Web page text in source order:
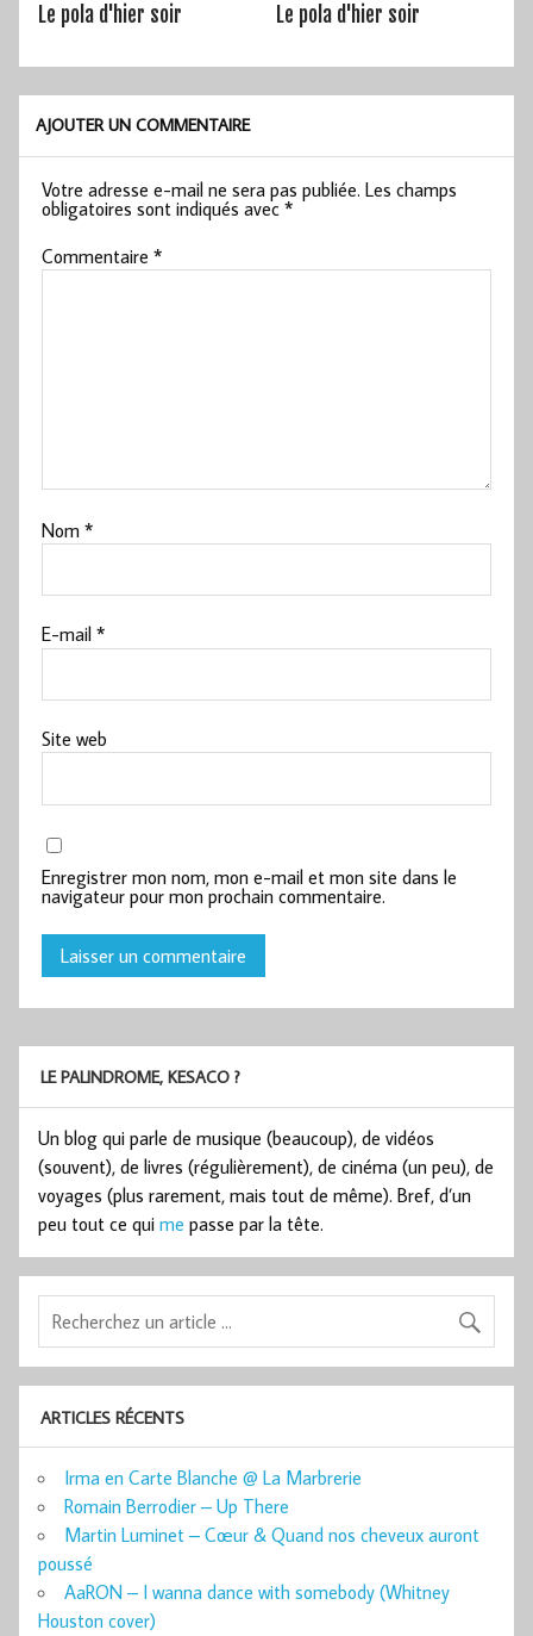
Le pola d'hier soir Le pola d'hier soir
AJOUTER UN COMMENTAIRE
Votre adresse e-mail ne sera pas publiée. Les champs
obligatoires sont indiqués avec*
Commentaire*
Nom*
E-mail*
Site web
Enregistrer mon nom, mon e-mail et mon site dans le
navigateur pour mon prochain commentaire.
LE PALINDROME, KESACO ?
Un blog qui parle de musique (beaucoup), de vidéos
(souvent), de livres (régulièrement), de cinéma (un peu), de
voyages (plus rarement, mais tout de même). Bref, d’un
peu tout ce qui me passe par la tête.
ARTICLES RÉCENTS
Irma en Carte Blanche @ La Marbrerie
Romain Berrodier – Up There
Martin Luminet – Cœur & Quand nos cheveux auront
poussé
AaRON – I wanna dance with somebody (Whitney
Houston cover)